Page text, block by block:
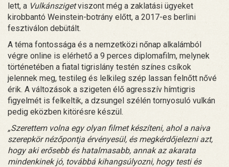
lett, a Vulkánszigetviszont még a zaklatási ügyeket
kirobbantó Weinstein-botrány előtt, a 2017-es berlini
fesztiválon debütált.
A téma fontossága és a nemzetközi nőnap alkalámból
végre online is elérhető a 9 perces diplomafilm, melynek
történetében a fiatal tigrislány testén színes csíkok
jelennek meg, testileg és lelkileg szép lassan felnőtt nővé
érik. A változások a szigeten élő agresszív hímtigris
figyelmét is felkeltik, a dzsungel szélén tornyosuló vulkán
pedig eközben kitörésre készül.
„Szerettem volna egy olyan filmet készíteni, ahol a naiva
szerepkör nézőpontja érvényesül, és megkérdőjelezni azt,
hogy aki erősebb és hatalmasabb, annak az akarata
mindenkinek jó, továbbá kihangsúlyozni, hogy testi és